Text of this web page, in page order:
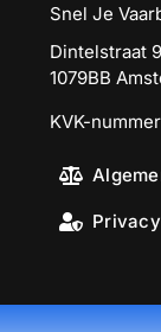
Snel Je
Dintelstraat
1079BB
KVK-